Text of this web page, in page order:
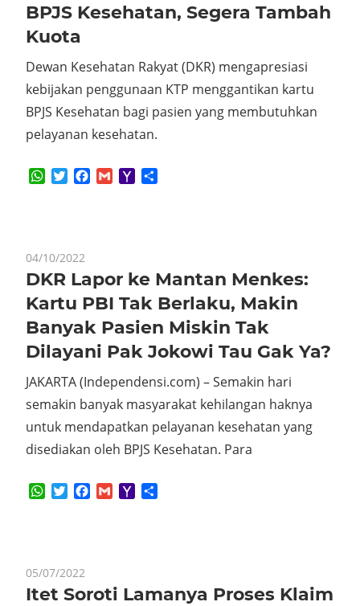
BPJS Kesehatan, Segera Tambah
Kuota
Dewan Kesehatan Rakyat (DKR) mengapresiasi
kebijakan penggunaan KTP menggantikan kartu
BPJS Kesehatan bagi pasien yang membutuhkan
pelayanan kesehatan.
WhatsApp
TwitterFacebook
GmailYahoo
04/10/2022
DKR Lapor ke Mantan Menkes:
Kartu PBI Tak Berlaku, Makin
Banyak Pasien Miskin Tak
Dilayani Pak Jokowi Tau Gak Ya?
JAKARTA (Independensi.com) – Semakin hari
semakin banyak masyarakat kehilangan haknya
untuk mendapatkan pelayanan kesehatan yang
disediakan oleh BPJS Kesehatan. Para
WhatsApp
TwitterFacebook
GmailYahoo
05/07/2022
Itet Soroti Lamanya Proses Klaim